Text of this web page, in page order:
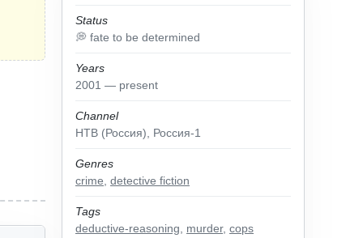
Status
💭 fate to be determined
Years
2001 — present
Channel
НТВ (Россия), Россия-1
Genres
crime detective fiction
Tags
deductive-reasoning
murder, cops